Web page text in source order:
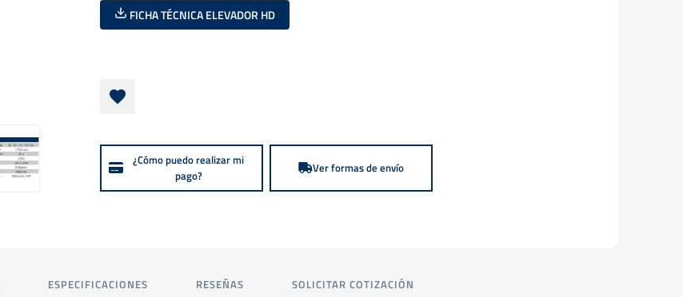
FICHA TÉCNICA ELEVADOR HD
¿Cómo puedo realizar mi
pago?
Ver formas de envío
ESPECIFICACIONES RESEÑAS SOLICITAR COTIZACIÓN